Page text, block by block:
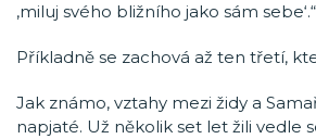
‚miluj svého bližního jako sám sebe‘.“
Příkladně se zachová až ten třetí,
Jak známo, vztahy mezi židy a
napjaté. Už několik set let žili vedle